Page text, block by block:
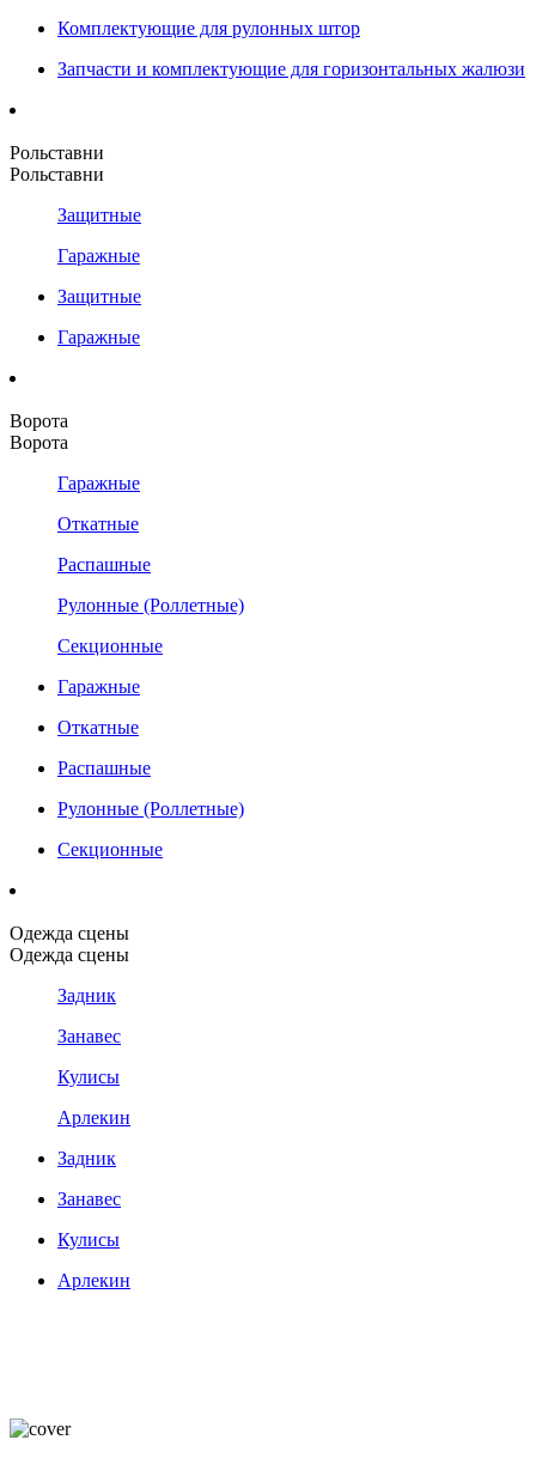
Комплектующие для рулонных штор
Запчасти и комплектующие для горизонтальных жалюзи
Рольставни
Рольставни
Защитные
Гаражные
Защитные
Гаражные
Ворота
Ворота
Гаражные
Откатные
Распашные
Рулонные (Роллетные)
Секционные
Гаражные
Откатные
Распашные
Рулонные (Роллетные)
Секционные
Одежда сцены
Одежда сцены
Задник
Занавес
Кулисы
Арлекин
Задник
Занавес
Кулисы
Арлекин